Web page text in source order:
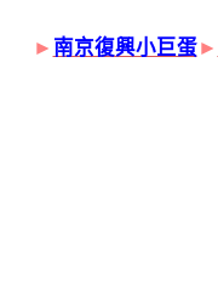
► 南京復興小巨蛋►